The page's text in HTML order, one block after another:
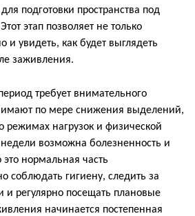
подготовки пространства под
этап позволяет не только
и увидеть, как будет выглядеть
заживления.
требует внимательного
по мере снижения выделений,
режимах нагрузок и физической
возможна болезненность и
это нормальная часть
соблюдать гигиену, следить за
регулярно посещать плановые
начинается постепенная